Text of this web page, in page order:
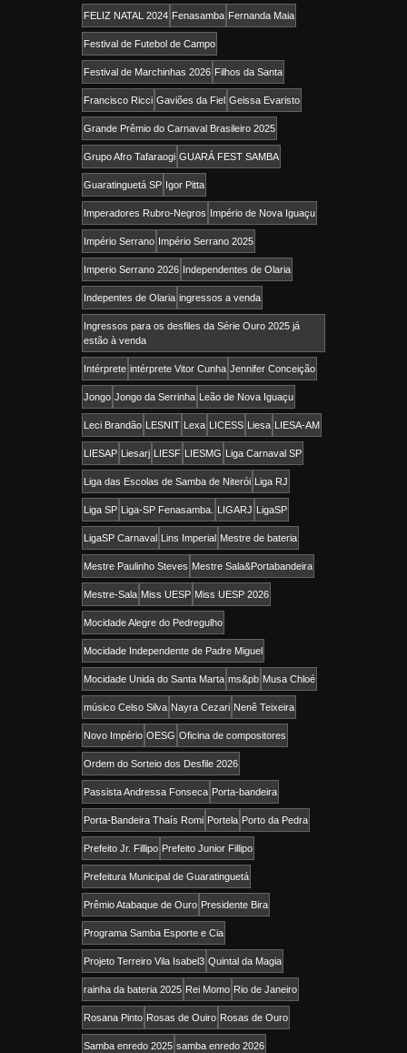
FELIZ NATAL 2024 Fenasamba Fernanda Maia
Festival de Futebol de Campo
Festival de Marchinhas 2026 Filhos da Santa
Francisco Ricci Gaviões da Fiel Geissa Evaristo
Grande Prêmio do Carnaval Brasileiro 2025
Grupo Afro Tafaraogi GUARÁ FEST SAMBA
Guaratinguetá SP Igor Pitta
Imperadores Rubro-Negros Império de Nova Iguaçu
Império Serrano Império Serrano 2025
Imperio Serrano 2026 Independentes de Olaria
Indepentes de Olaria ingressos a venda
Ingressos para os desfiles da Série Ouro 2025 já
estão à venda
Intérprete intérprete Vitor Cunha Jennifer Conceição
Jongo Jongo da Serrinha Leão de Nova Iguaçu
Leci Brandão LESNIT Lexa LICESS Liesa LIESA-AM
LIESAP Liesarj LIESF LIESMG Liga Carnaval SP
Liga das Escolas de Samba de Niterói Liga RJ
Liga SP Liga-SP Fenasamba. LIGARJ LigaSP
LigaSP Carnaval Lins Imperial Mestre de bateria
Mestre Paulinho Steves Mestre Sala&Portabandeira
Mestre-Sala Miss UESP Miss UESP 2026
Mocidade Alegre do Pedregulho
Mocidade Independente de Padre Miguel
Mocidade Unida do Santa Marta ms&pb Musa Chloé
músico Celso Silva Nayra Cezari Nenê Teixeira
Novo Império OESG Oficina de compositores
Ordem do Sorteio dos Desfile 2026
Passista Andressa Fonseca Porta-bandeira
Porta-Bandeira Thaís Romi Portela Porto da Pedra
Prefeito Jr. Fillipo Prefeito Junior Fillipo
Prefeitura Municipal de Guaratinguetá
Prêmio Atabaque de Ouro Presidente Bira
Programa Samba Esporte e Cia
Projeto Terreiro Vila Isabel3 Quintal da Magia
rainha da bateria 2025 Rei Momo Rio de Janeiro
Rosana Pinto Rosas de Ouiro Rosas de Ouro
Samba enredo 2025 samba enredo 2026